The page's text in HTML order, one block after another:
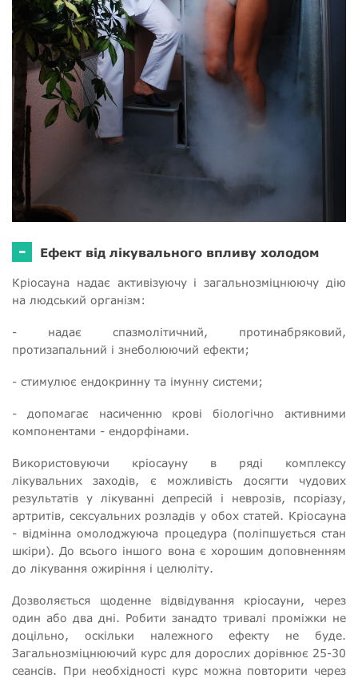
- Ефект від лікувального впливу холодом
Кріосауна надає активізуючу і загальнозміцнюючу дію
на людський організм:
- надає спазмолітичний, протинабряковий,
протизапальний і знеболюючий ефекти;
- стимулює ендокринну та імунну системи;
- допомагає насиченню крові біологічно активними
компонентами - ендорфінами.
Використовуючи кріосауну в ряді комплексу
лікувальних заходів, є можливість досягти чудових
результатів у лікуванні депресій і неврозів, псоріазу,
артритів, сексуальних розладів у обох статей. Кріосауна
- відмінна омолоджуюча процедура (поліпшується стан
шкіри). До всього іншого вона є хорошим доповненням
до лікування ожиріння і целюліту.
Дозволяється щоденне відвідування кріосауни, через
один або два дні. Робити занадто тривалі проміжки не
доцільно, оскільки належного ефекту не буде.
Загальнозміцнюючий курс для дорослих дорівнює 25-30
сеансів. При необхідності курс можна повторити через